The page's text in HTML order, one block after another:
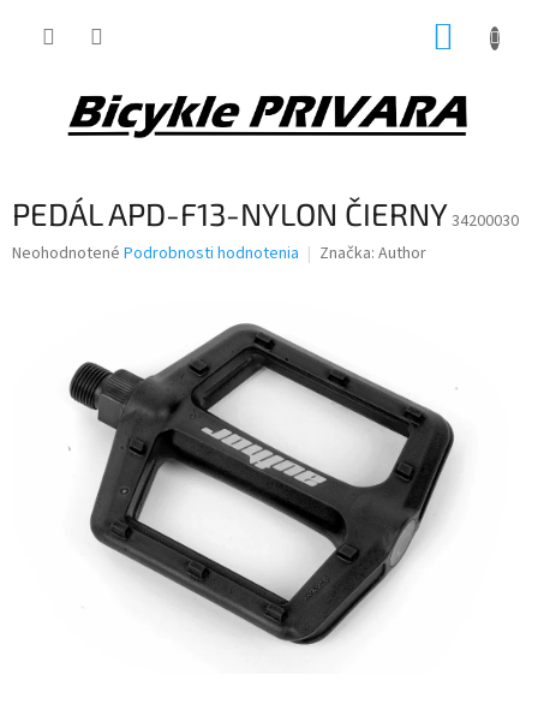
PEDÁL APD-F13-NYLON ČIERNY34200030
Priemerné
hviezdičiek.
Neohodnotené Podrobnosti hodnotenia Značka: Author